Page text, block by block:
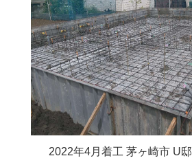
2022年4月着工 茅ヶ崎市 U邸